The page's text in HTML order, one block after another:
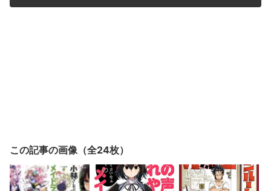
この記事の画像（全24枚）